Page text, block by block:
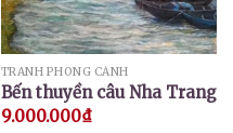
TRANH PHONG CẢNH
Bến thuyền câu Nha Trang
9.000.000₫